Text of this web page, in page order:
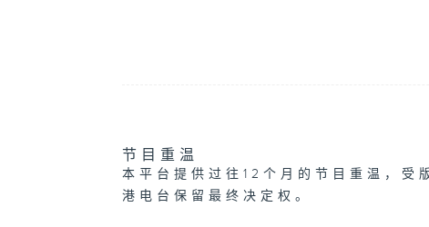
节目重温
本平台提供过往12个月的节目重温，受
港电台保留最终决定权。